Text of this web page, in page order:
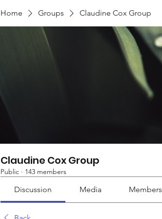
Home Groups Claudine Cox Group
Claudine Cox Group
Public · 143 members
Discussion Media Members